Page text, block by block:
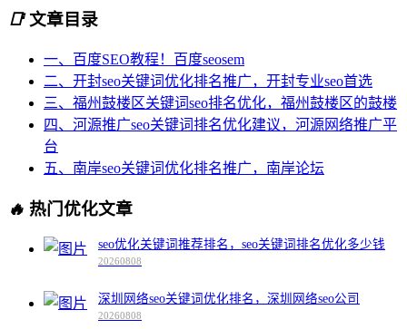
📑文章目录
一、百度SEO教程！百度seosem
二、开封seo关键词优化排名推广，开封专业seo首选
三、福州鼓楼区关键词seo排名优化，福州鼓楼区的鼓楼
四、河源推广seo关键词排名优化建议，河源网络推广平
台
五、南岸seo关键词优化排名推广，南岸论坛
🔥 热门优化文章
seo优化关键词推荐排名，seo关键词排名优化多少钱
20260808
深圳网络seo关键词优化排名，深圳网络seo公司
20260808